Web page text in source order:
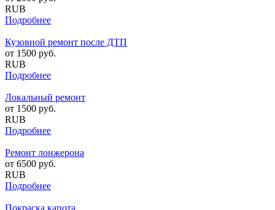
RUB
Подробнее
Кузовной ремонт после ДТП
от 1500 руб.
RUB
Подробнее
Локальный ремонт
от 1500 руб.
RUB
Подробнее
Ремонт лонжерона
от 6500 руб.
RUB
Подробнее